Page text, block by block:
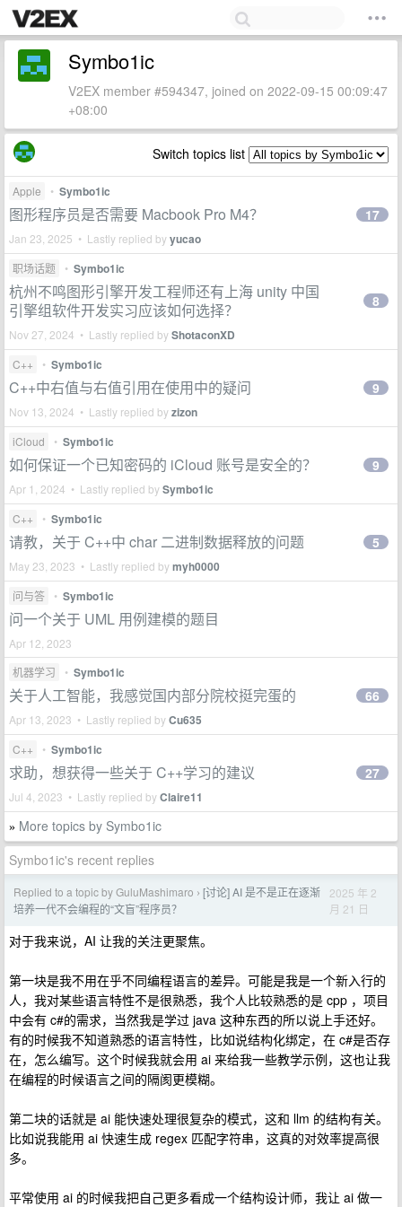
Symbo1ic
V2EX member #594347, joined on 2022-09-15 00:09:47
+08:00
Switch topics list
Apple • Symbo1ic
图形程序员是否需要 Macbook Pro M4？
Jan 23, 2025 • Lastly replied byyucao
17
职场话题 • Symbo1ic
杭州不鸣图形引擎开发工程师还有上海 unity 中国
引擎组软件开发实习应该如何选择？
Nov 27, 2024 • Lastly replied byShotaconXD
8
C++ • Symbo1ic
C++中右值与右值引用在使用中的疑问
Nov 13, 2024 • Lastly replied byzizon
9
iCloud • Symbo1ic
如何保证一个已知密码的 iCloud 账号是安全的？
Apr 1, 2024 • Lastly replied bySymbo1ic
9
C++ • Symbo1ic
请教，关于 C++中 char 二进制数据释放的问题
May 23, 2023 • Lastly replied bymyh0000
5
问与答 • Symbo1ic
问一个关于 UML 用例建模的题目
Apr 12, 2023
机器学习
• Symbo1ic
关于人工智能，我感觉国内部分院校挺完蛋的
Apr 13, 2023 • Lastly replied byCu635
66
C++ • Symbo1ic
求助，想获得一些关于 C++学习的建议
Jul 4, 2023 • Lastly replied byClaire11
27
» More topics by Symbo1ic
Symbo1ic's recent replies
Replied to a topic by GuluMashimaro › [讨论] AI 是不是正在逐渐
培养一代不会编程的“文盲”程序员？
2025 年 2
月 21 日
对于我来说，AI 让我的关注更聚焦。
第一块是我不用在乎不同编程语言的差异。可能是我是一个新入行的
人，我对某些语言特性不是很熟悉，我个人比较熟悉的是 cpp ，项目
中会有 c#的需求，当然我是学过 java 这种东西的所以说上手还好。
有的时候我不知道熟悉的语言特性，比如说结构化绑定，在 c#是否存
在，怎么编写。这个时候我就会用 ai 来给我一些教学示例，这也让我
在编程的时候语言之间的隔阂更模糊。
第二块的话就是 ai 能快速处理很复杂的模式，这和 llm 的结构有关。
比如说我能用 ai 快速生成 regex 匹配字符串，这真的对效率提高很
多。
平常使用 ai 的时候我把自己更多看成一个结构设计师，我让 ai 做一